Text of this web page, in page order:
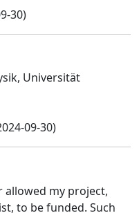
30)
Universität
09-30)
allowed my project,
to be funded. Such